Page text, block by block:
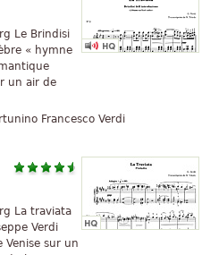
Le Brindisi
« hymne
un air de
Francesco Verdi
La traviata
Verdi
Venise sur un